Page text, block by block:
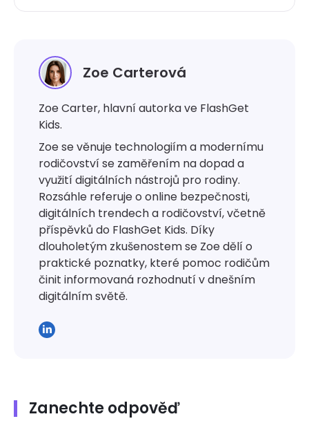
Zoe Carterová
Zoe Carter, hlavní autorka ve FlashGet
Kids.
Zoe se věnuje technologiím a modernímu
rodičovství se zaměřením na dopad a
využití digitálních nástrojů pro rodiny.
Rozsáhle referuje o online bezpečnosti,
digitálních trendech a rodičovství, včetně
příspěvků do FlashGet Kids. Díky
dlouholetým zkušenostem se Zoe dělí o
praktické poznatky, které pomoc rodičům
činit informovaná rozhodnutí v dnešním
digitálním světě.
Zanechte odpověď